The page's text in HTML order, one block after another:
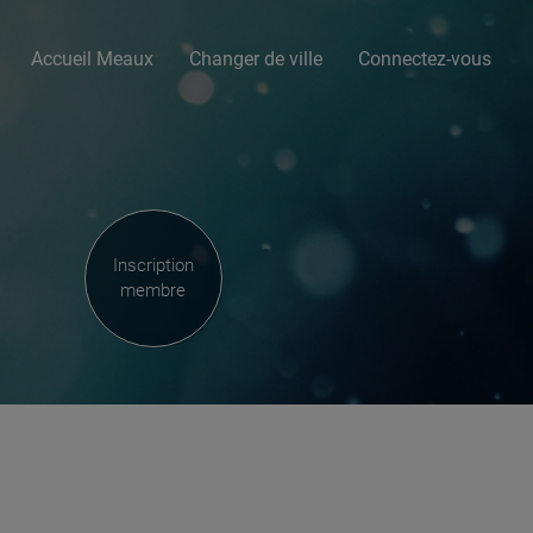
Accueil Meaux Changer de ville Connectez-vous
Inscription
membre